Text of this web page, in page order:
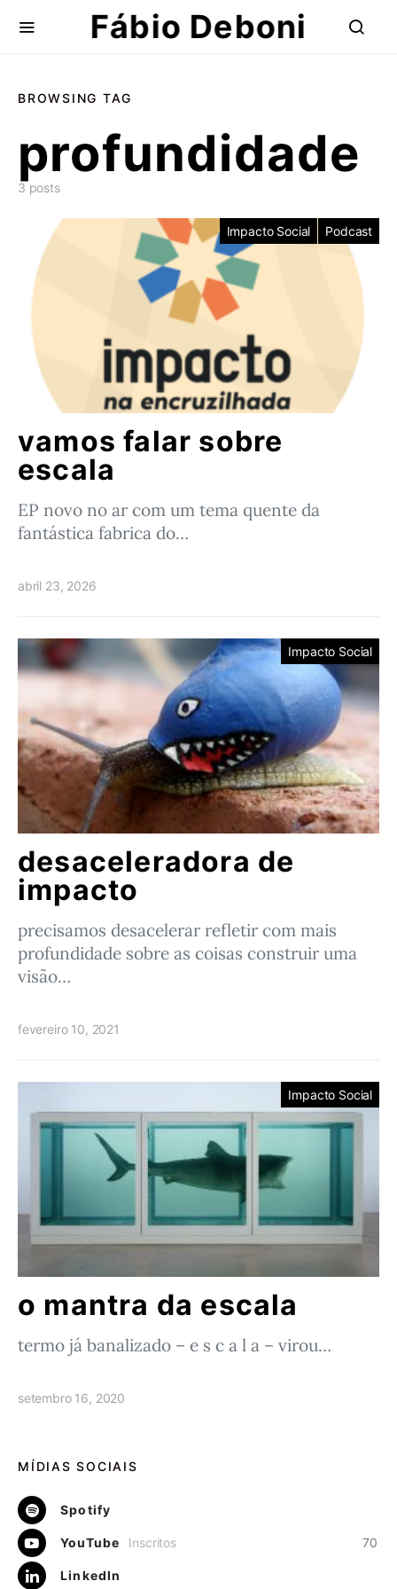
Fábio Deboni
BROWSING TAG
profundidade
3 posts
Impacto Social Podcast
vamos falar sobre
escala
EP novo no ar com um tema quente da
fantástica fabrica do…
abril 23, 2026
Impacto Social
desaceleradora de
impacto
precisamos desacelerar refletir com mais
profundidade sobre as coisas construir uma
visão…
fevereiro 10, 2021
Impacto Social
o mantra da escala
termo já banalizado – e s c a l a – virou…
setembro 16, 2020
MÍDIAS SOCIAIS
Spotify
YouTube 70
Inscritos
LinkedIn